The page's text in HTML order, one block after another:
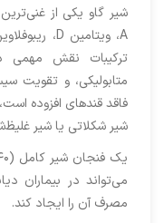
شیر گاو یکی از
ترکیبات نقش مهمی
متابولیکی، و تقویت
فاقد قندهای افزوده
شیر شکلاتی یا شیر
می‌تواند در بیماران
مصرف آن را ایجاد کند.